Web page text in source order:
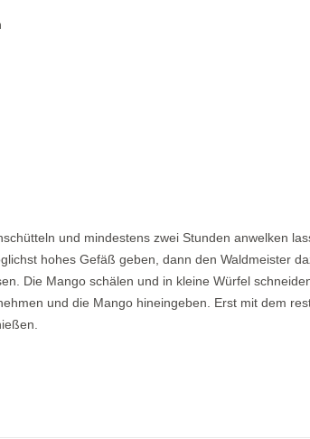
und mindestens zwei Stunden anwelken
hohes Gefäß geben, dann den Waldmeister
Die Mango schälen und in kleine Würfel
und die Mango hineingeben. Erst mit dem